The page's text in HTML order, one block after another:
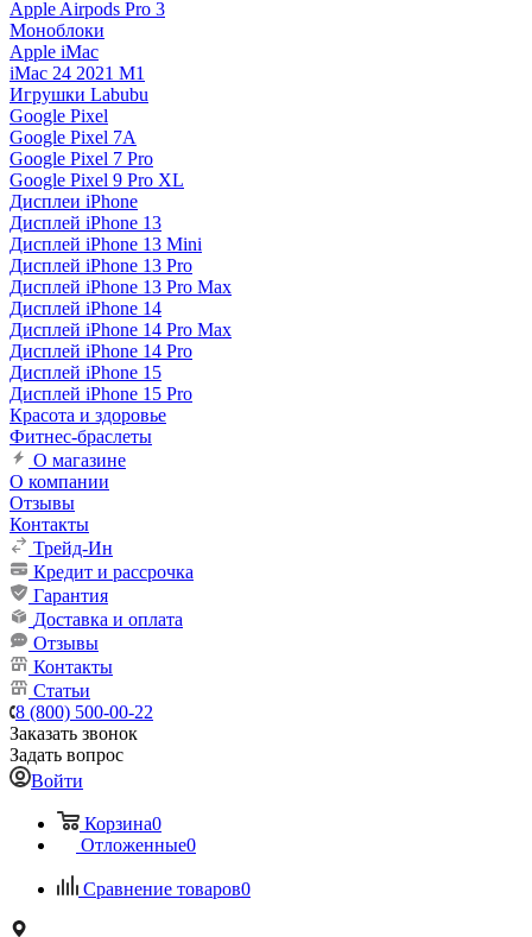
Apple Airpods Pro 3
Моноблоки
Apple iMac
iMac 24 2021 M1
Игрушки Labubu
Google Pixel
Google Pixel 7А
Google Pixel 7 Pro
Google Pixel 9 Pro XL
Дисплеи iPhone
Дисплей iPhone 13
Дисплей iPhone 13 Mini
Дисплей iPhone 13 Pro
Дисплей iPhone 13 Pro Max
Дисплей iPhone 14
Дисплей iPhone 14 Pro Max
Дисплей iPhone 14 Pro
Дисплей iPhone 15
Дисплей iPhone 15 Pro
Красота и здоровье
Фитнес-браслеты
О магазине
О компании
Отзывы
Контакты
Трейд-Ин
Кредит и рассрочка
Гарантия
Доставка и оплата
Отзывы
Контакты
Статьи
8 (800) 500-00-22
Заказать звонок
Задать вопрос
Войти
Корзина0
Отложенные0
Сравнение товаров0